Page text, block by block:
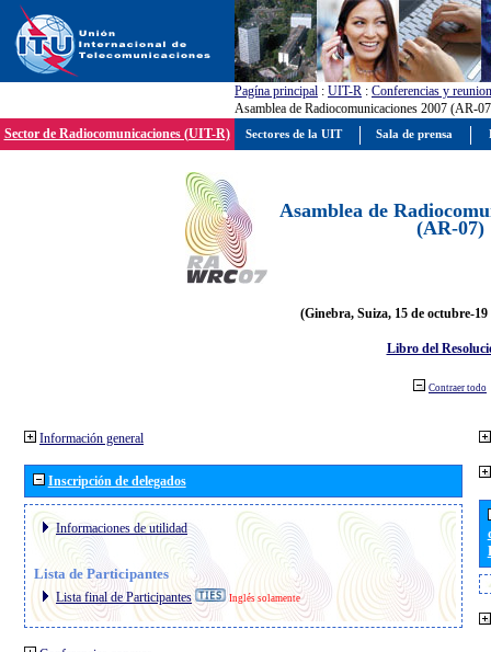
Pagína principal : UIT-R : Conferencias y
Asamblea de Radiocomunicaciones 2007 (AR-
Sector de Radiocomunicaciones (UIT-R)
Asamblea de
(AR-07)
(Ginebra, Suiza, 15 de octubre-19
Libro del
Contraer todo
Información general
Inscripción de delegados
Informaciones de utilidad
Lista de Participantes
Lista final de Participantes Inglés solamente
Sectores de la UIT Sala de prensa